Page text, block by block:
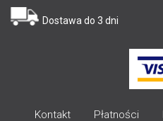
Dostawa do 3 dni
Kontakt Płatności